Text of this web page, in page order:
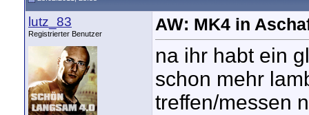
lutz_83
Registrierter Benutzer AW: MK4 in
na ihr habt ein
schon mehr
treffen/messen